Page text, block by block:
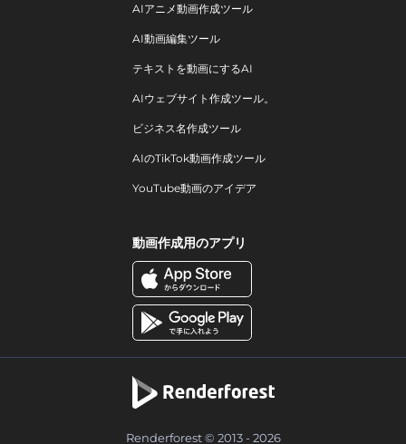
AIアニメ動画作成ツール
AI動画編集ツール
テキストを動画にするAI
AIウェブサイト作成ツール。
ビジネス名作成ツール
AIのTikTok動画作成ツール
YouTube動画のアイデア
動画作成用のアプリ
Renderforest © 2013 - 2026